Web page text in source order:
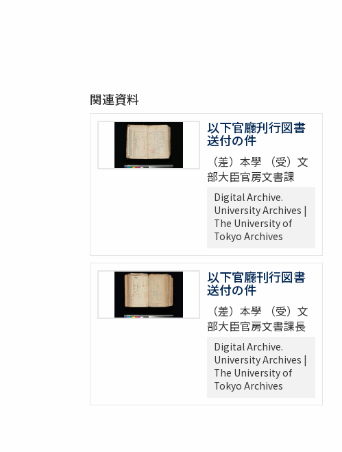
関連資料
以下官廳刋行図書
送付の件
（差）本學 （受）文
部大臣官房文書課
Digital Archive.
University Archives |
The University of
Tokyo Archives
以下官廳刊行図書
送付の件
（差）本學 （受）文
部大臣官房文書課長
Digital Archive.
University Archives |
The University of
Tokyo Archives